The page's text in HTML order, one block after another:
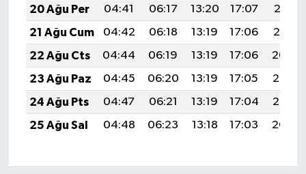
20 Ağu Per
04:41 06:17 13:20 17:07
20:12
21 Ağu Cum
04:42 06:18 13:19 17:06
20:10
22 Ağu Cts
04:44 06:19 13:19 17:06
20:09
23 Ağu Paz
04:45 06:20 13:19 17:05
20:07
24 Ağu Pts
04:47 06:21 13:19 17:04
20:06
25 Ağu Sal
04:48 06:23 13:18 17:03 20:04